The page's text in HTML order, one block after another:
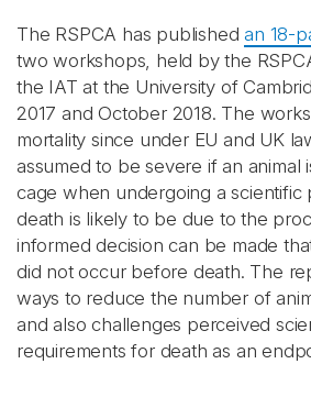
The RSPCA has publishedan 18-
two workshops, held by the
the IAT at the University of
2017 and October 2018. The
mortality since under EU and UK
assumed to be severe if an animal
cage when undergoing a scientific
death is likely to be due to the
informed decision can be made
did not occur before death. The
ways to reduce the number of
and also challenges perceived
requirements for death as an